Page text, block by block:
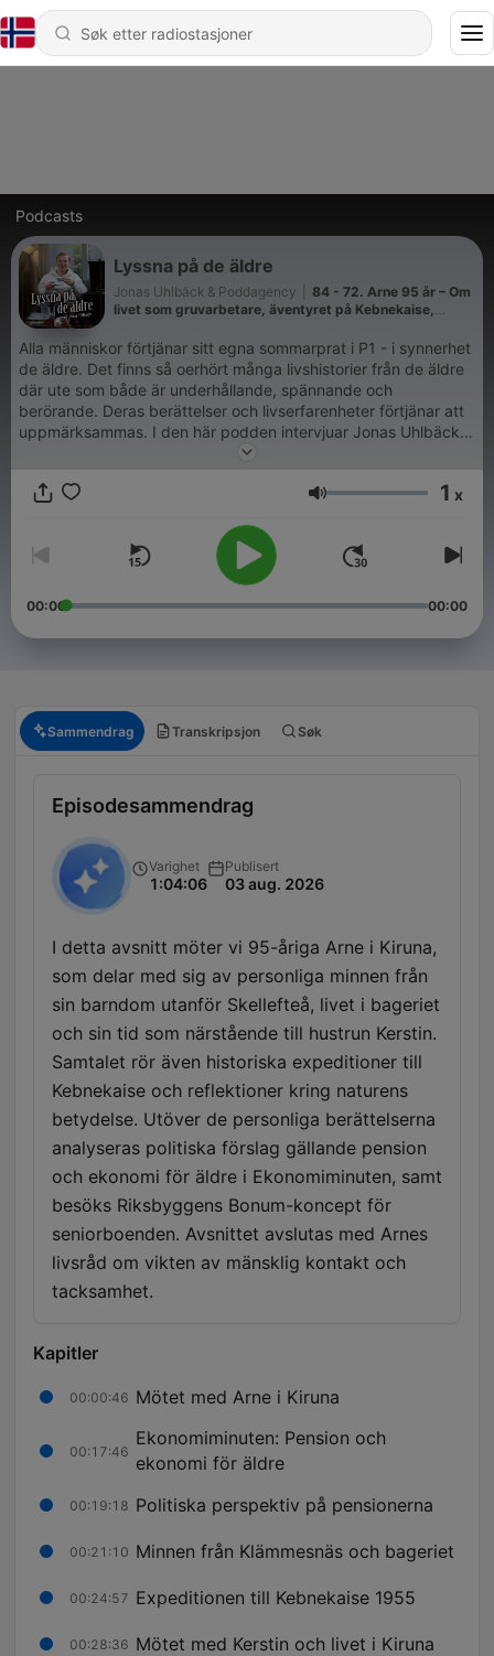
Podcasts
Lyssna på de äldre
Jonas Uhlbäck & Poddagency
84 - 72. Arne 95 år – Om
livet som gruvarbetare, äventyret på Kebnekaise,
barn och våga ställa frågor innan det är försent.
Alla människor förtjänar sitt egna sommarprat i P1 - i synnerhet
de äldre. Det finns så oerhört många livshistorier från de äldre
där ute som både är underhållande, spännande och
berörande. Deras berättelser och livserfarenheter förtjänar att
uppmärksammas. I den här podden intervjuar Jonas Uhlbäck
är både underhållande och berörande på alla sätt och vis! Här
har idag, samtidigt som de integreras med både sin egen och
de yngre generationerna! Kontakt: hello@jonasuhlback.com
Lyssna på de äldre är en produktion av Poddagency
Volum 1 x
00:00 00:00
Sammendrag Transkripsjon Søk
Episodesammendrag
Varighet
1:04:06
Publisert
03 aug. 2026
I detta avsnitt möter vi 95-åriga Arne i Kiruna,
som delar med sig av personliga minnen från
sin barndom utanför Skellefteå, livet i bageriet
och sin tid som närstående till hustrun Kerstin.
Samtalet rör även historiska expeditioner till
Kebnekaise och reflektioner kring naturens
betydelse. Utöver de personliga berättelserna
analyseras politiska förslag gällande pension
och ekonomi för äldre i Ekonomiminuten, samt
besöks Riksbyggens Bonum-koncept för
seniorboenden. Avsnittet avslutas med Arnes
livsråd om vikten av mänsklig kontakt och
tacksamhet.
Kapitler
00:00:46 Mötet med Arne i Kiruna
00:17:46
Ekonomiminuten: Pension och
ekonomi för äldre
00:19:18 Politiska perspektiv på pensionerna
00:21:10 Minnen från Klämmesnäs och bageriet
00:24:57 Expeditionen till Kebnekaise 1955
00:28:36 Mötet med Kerstin och livet i Kiruna